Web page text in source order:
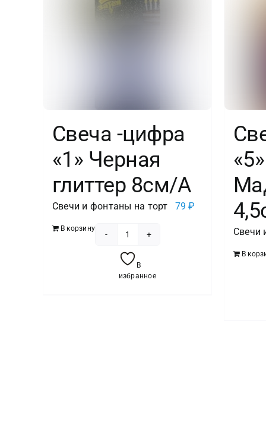
Свеча -цифра
«1» Черная
глиттер 8см/A
Свечи и фонтаны на торт 79₽
В корзину
товара
Свеча
В
избранное
Свечи
В